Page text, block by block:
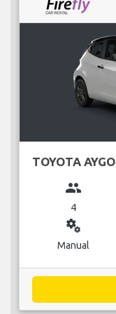
TOYOTA AYGO
group
4
miscellaneous_services
Manual